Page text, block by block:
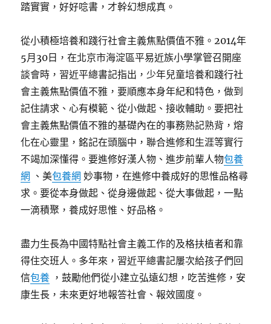
踏實實，好好唸書，才幹幻想成真。
從小積極培養和踐行社會主義焦點價值不雅。2014年
5月30日，在北京市海淀區平易近族小學掌管召開座
談會時，習近平總書記指出，少年兒童培養和踐行社
會主義焦點價值不雅，要順應本身年紀和特色，做到
記住請求、心有模範、從小做起、接收輔助。要把社
會主義焦點價值不雅的基礎內在的事務熟記熟背，熔
化在心靈里，銘記在頭腦中，聯合進修和生涯等實行
不竭加深懂得。要進修好漢人物、進步前輩人物包養
網 、美包養網 妙事物，在進修中養成好的思惟品格尋
求。要從本身做起、從身邊做起、從大事做起，一點
一滴積聚，養成好思惟、好品格。
盡力生長為中國特點社會主義工作的及格扶植者和靠
得住交班人。多年來，習近平總書記屢次給孩子們回
信包養 ，鼓勵他們從小建立弘遠幻想，吃苦進修，安
康生長，未來更好地報答社會、報效國度。